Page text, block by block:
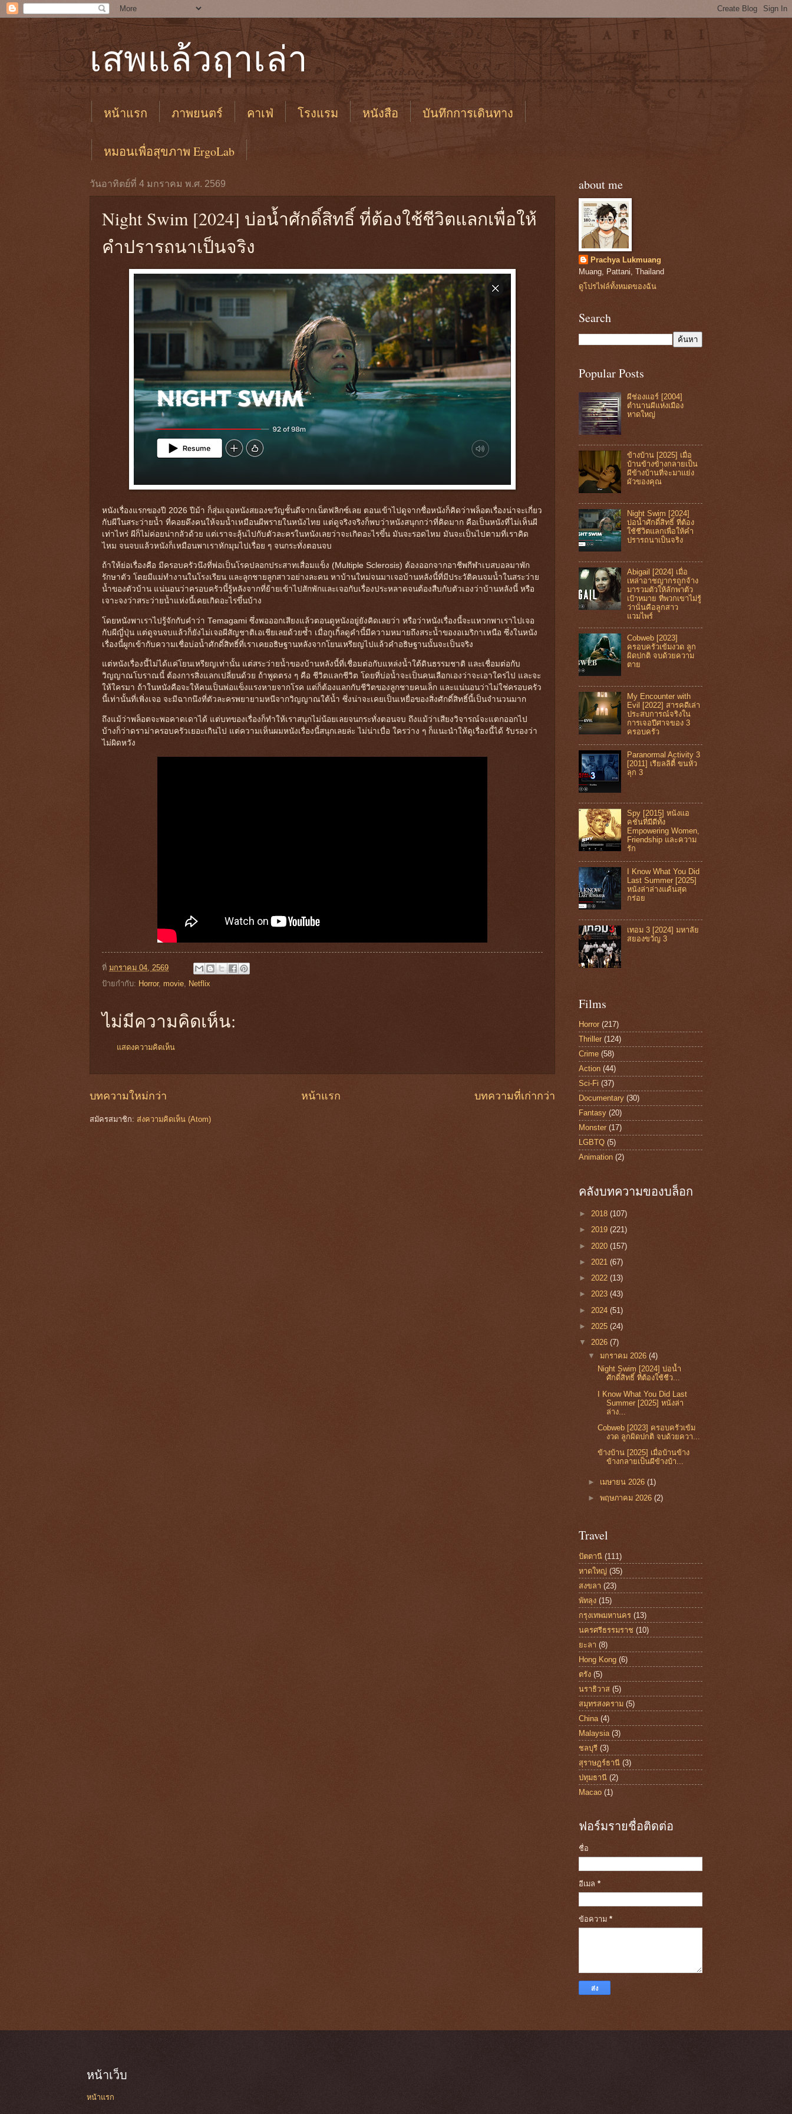
เสพแล้วฤาเล่า
หน้าแรก ภาพยนตร์ คาเฟ่ โรงแรม หนังสือ บันทึกการเดินทาง
หมอนเพื่อสุขภาพ ErgoLab
วันอาทิตย์ที่ 4 มกราคม พ.ศ. 2569
Night Swim [2024] บ่อน้ำศักดิ์สิทธิ์ ที่ต้องใช้ชีวิตแลกเพื่อให้
คำปรารถนาเป็นจริง
หนังเรื่องแรกของปี 2026 ปีม้า ก็สุ่มเจอหนังสยองขวัญชั้นดีจากเน็ตฟลิกซ์เลย ตอนเข้าไปดูจากชื่อหนังก็คิดว่าพล็อตเรื่องน่าจะเกี่ยว
กับผีในสระว่ายน้ำ ที่คอยดึงคนให้จมน้ำเหมือนผีพรายในหนังไทย แต่ดูจริงจริงก็พบว่าหนังสนุกกว่าที่คิดมาก คือเป็นหนังที่ไม่เห็นผี
เท่าไหร่ ผีก็ไม่ค่อยน่ากลัวด้วย แต่เราจะลุ้นไปกับตัวละครในหนังเลยว่าจะเกิดอะไรขึ้น มันจะรอดไหม มันจะเป็นไปตามที่เราคิด
ไหม จนจบแล้วหนังก็เหมือนพาเราหักมุมไปเรื่อย ๆ จนกระทั่งตอนจบ
ถ้าให้ย่อเรื่องคือ มีครอบครัวนึงที่พ่อเป็นโรคปลอกประสาทเสื่อมแข็ง (Multiple Sclerosis) ต้องออกจากอาชีพกีฬาเบสบอลมาพัก
รักษาตัว โดยมีแม่ทำงานในโรงเรียน และลูกชายลูกสาวอย่างละคน หาบ้านใหม่จนมาเจอบ้านหลังนี้ที่มีประวัติคนจมน้ำในสระว่าย
น้ำของตัวบ้าน แน่นอนว่าครอบครัวนี้รู้หลังจากที่ย้ายเข้าไปสักพักและเจอกับเรื่องประหลาดจนต้องสืบกับตัวเองว่าบ้านหลังนี้ หรือ
เจาะจงว่าสระว่ายน้ำแห่งนี้เคยเกิดอะไรขึ้นบ้าง
โดยหนังพาเราไปรู้จักกับคำว่า Temagami ซึ่งพอออกเสียงแล้วตอนดูหนังอยู่ยังคิดเลยว่า หรือว่าหนังเรื่องนี้จะแหวกพาเราไปเจอ
กับผีญี่ปุ่น แต่ดูจนจบแล้วก็ยังไม่เจอผีสัญชาติเอเชียเลยด้วยซ้ำ เมื่อกูเกิ้ลดูคำนี้มีความหมายถึงสระน้ำของอเมริกาเหนือ ซึ่งในหนัง
เรื่องนี้ผูกเข้ากับความเชื่อบ่อน้ำศักดิ์สิทธิ์ที่เราเคยอธิษฐานหลังจากโยนเหรียญไปแล้วคำอธิษฐานนั้นจะเป็นจริง
แต่หนังเรื่องนี้ไม่ได้แค่โยนเหรียญเท่านั้น แต่สระว่ายน้ำของบ้านหลังนี้ที่เชื่อมต่อกับแหล่งน้ำใต้ดินธรรมชาติ และเชื่อมต่อกับ
วิญญาณโบราณนี้ ต้องการสิ่งแลกเปลี่ยนด้วย ถ้าพูดตรง ๆ คือ ชีวิตแลกชีวิต โดยที่บ่อน้ำจะเป็นคนเลือกเองว่าจะเอาใครไป และจะ
ให้ใครมา ถ้าในหนังคือจะให้คนเป็นพ่อแข็งแรงหายจากโรค แต่ก็ต้องแลกกับชีวิตของลูกชายคนเล็ก และแน่นอนว่าไม่ใช่ครอบครัว
นี้เท่านั้นที่เพิ่งเจอ จะมีฉากนึงที่ตัวละครพยายามหนีจากวิญญาณใต้น้ำ ซึ่งน่าจะเคยเป็นเหยื่อของสิ่งศักดิ์สิทธิ์นี้เป็นจำนวนมาก
ถึงแม้ว่าพล็อตจะพอคาดเดาได้ แต่บทของเรื่องก็ทำให้เราสนุกไม่น้อยเลยจนกระทั่งตอนจบ ถึงแม้ว่าเสียงวิจารณ์จะแตกออกไป
บ้างก็ว่าดราม่าครอบครัวเยอะเกินไป แต่ความเห็นผมหนังเรื่องนี้สนุกเลยล่ะ ไม่น่าเบื่อ ใครว่าง ๆ ก็แนะนำให้ดูเรื่องนี้ได้ รับรองว่า
ไม่ผิดหวัง
ที่ มกราคม 04, 2569
ป้ายกำกับ: Horror, movie Netflix
ไม่มีความคิดเห็น:
แสดงความคิดเห็น
บทความใหม่กว่า บทความที่เก่ากว่า
หน้าแรก
สมัครสมาชิก: ส่งความคิดเห็น (Atom)
about me
Prachya Lukmuang
Muang, Pattani, Thailand
ดูโปรไฟล์ทั้งหมดของฉัน
Search
Popular Posts
ผีช่องแอร์ [2004]
ตำนานผีแห่งเมือง
หาดใหญ่
ข้างบ้าน [2025] เมื่อ
บ้านข้างข้างกลายเป็น
ผีข้างบ้านที่จะมาแย่ง
ผัวของคุณ
Night Swim [2024]
บ่อน้ำศักดิ์สิทธิ์ ที่ต้อง
ใช้ชีวิตแลกเพื่อให้คำ
ปรารถนาเป็นจริง
Abigail [2024] เมื่อ
เหล่าอาชญากรถูกจ้าง
มารวมตัวให้ลักพาตัว
เป้าหมาย ที่พวกเขาไม่รู้
ว่านั่นคือลูกสาว
แวมไพร์
Cobweb [2023]
ครอบครัวเข้มงวด ลูก
ผิดปกติ จบด้วยความ
ตาย
My Encounter with
Evil [2022] สารคดีเล่า
ประสบการณ์จริงใน
การเจอปีศาจของ 3
ครอบครัว
Paranormal Activity 3
[2011] เรียลลิตี้ ขนหัว
ลุก 3
Spy [2015] หนังแอ
คชันที่มีดีทั้ง
Empowering Women,
Friendship และความ
รัก
I Know What You Did
Last Summer [2025]
หนังล่าล่างแค้นสุด
กร่อย
เทอม 3 [2024] มหาลัย
สยองขวัญ 3
Films
Horror (217)
Thriller (124)
Crime (58)
Action (44)
Sci-Fi (37)
Documentary (30)
Fantasy (20)
Monster (17)
LGBTQ (5)
Animation (2)
คลังบทความของบล็อก
► 2018 (107)
► 2019 (221)
► 2020 (157)
► 2021 (67)
► 2022 (13)
► 2023 (43)
► 2024 (51)
► 2025 (24)
▼ 2026 (7)
▼มกราคม 2026(4)
Night Swim [2024] บ่อน้ำ
ศักดิ์สิทธิ์ ที่ต้องใช้ชีว...
I Know What You Did Last
Summer [2025] หนังล่า
ล่าง...
Cobweb [2023] ครอบครัวเข้ม
งวด ลูกผิดปกติ จบด้วยควา...
ข้างบ้าน [2025] เมื่อบ้านข้าง
ข้างกลายเป็นผีข้างบ้า...
► เมษายน 2026(1)
►พฤษภาคม 2026(2)
Travel
ปัตตานี (111)
หาดใหญ่ (35)
สงขลา (23)
พัทลุง (15)
กรุงเทพมหานคร (13)
นครศรีธรรมราช (10)
ยะลา (8)
Hong Kong (6)
ตรัง (5)
นราธิวาส (5)
สมุทรสงคราม (5)
China (4)
Malaysia (3)
ชลบุรี (3)
สุราษฎร์ธานี (3)
ปทุมธานี (2)
Macao (1)
ฟอร์มรายชื่อติดต่อ
ชื่อ
อีเมล *
ข้อความ *
หน้าเว็บ
หน้าแรก